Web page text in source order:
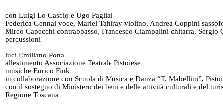
con Luigi Lo Cascio e Ugo Pagliai
Federica Gennai voce, Mariel Tahiray violino, Andrea Coppini
Mirco Capecchi contrabbasso, Francesco Ciampalini chitarra, Sergio
percussioni
luci Emiliano Pona
allestimento Associazione Teatrale Pistoiese
musiche Enrico Fink
in collaborazione con Scuola di Musica e Danza “T. Mabellini”,
con il sostegno di Ministero dei beni e delle attività culturali e del
Regione Toscana